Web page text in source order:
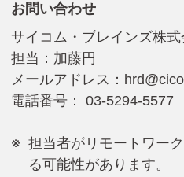
お問い合わせ
サイコム・ブレインズ株式
担当：加藤円
メールアドレス：
電話番号： 03-5294-5577
担当者がリモートワー
る可能性があります。